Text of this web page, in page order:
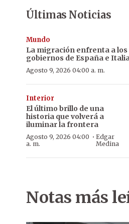
Últimas Noticias
Mundo
La migración enfrenta a los
gobiernos de España e
Agosto 9, 2026 04:00 a. m.
Interior
El último brillo de una
historia que volverá a
iluminar la frontera
Agosto 9, 2026 04:00
a. m.
·Edgar
Medina
Notas más